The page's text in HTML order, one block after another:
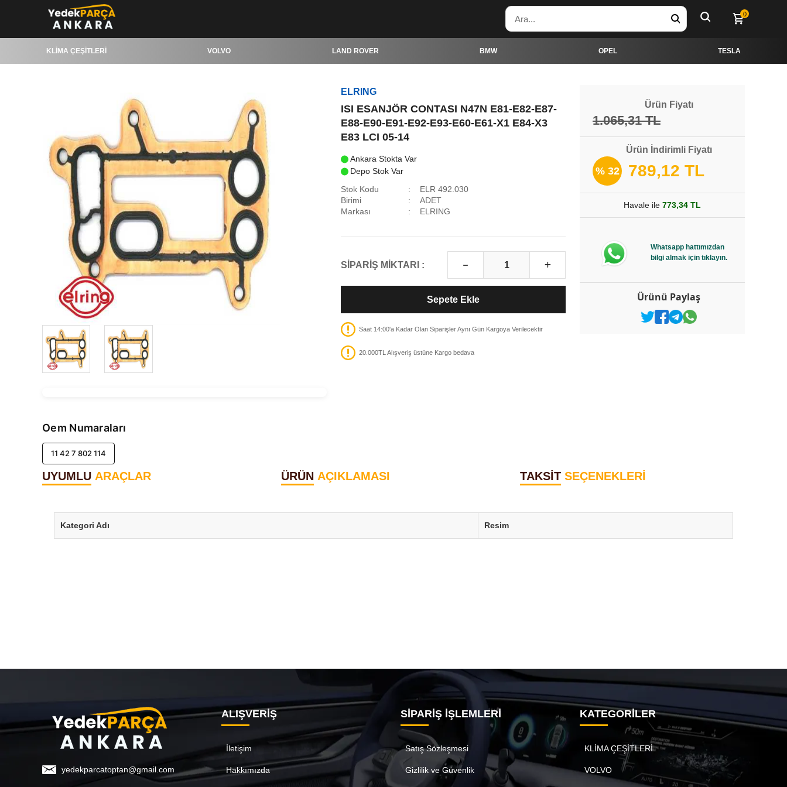
0
KLİMA ÇEŞİTLERİ VOLVO LAND ROVER BMW OPEL TESLA
ELRING
ISI ESANJÖR CONTASI N47N E81-E82-E87-
E88-E90-E91-E92-E93-E60-E61-X1 E84-X3
E83 LCI 05-14
Ankara Stokta Var
Depo Stok Var
Stok Kodu
ELR 492.030
Birimi
ADET
Markası
ELRING
SİPARİŞ MİKTARI :
Sepete Ekle
Saat 14:00'a Kadar Olan Siparişler Aynı Gün Kargoya Verilecektir
20.000TL Alışveriş üstüne Kargo bedava
Ürün Fiyatı
1.065,31 TL
Ürün İndirimli Fiyatı
% 32 789,12 TL
Havale ile 773,34 TL
Whatsapp hattımızdan
bilgi almak için tıklayın.
Ürünü Paylaş
Oem Numaraları
11 42 7 802 114
UYUMLU ARAÇLAR ÜRÜN AÇIKLAMASI TAKSİT SEÇENEKLERİ
Kategori Adı Resim
yedekparcatoptan@gmail.com
ALIŞVERİŞ
İletişim
Hakkımızda
SİPARİŞ İŞLEMLERİ
Satış Sözleşmesi
Gizlilik ve Güvenlik
KATEGORİLER
KLİMA ÇEŞİTLERİ
VOLVO